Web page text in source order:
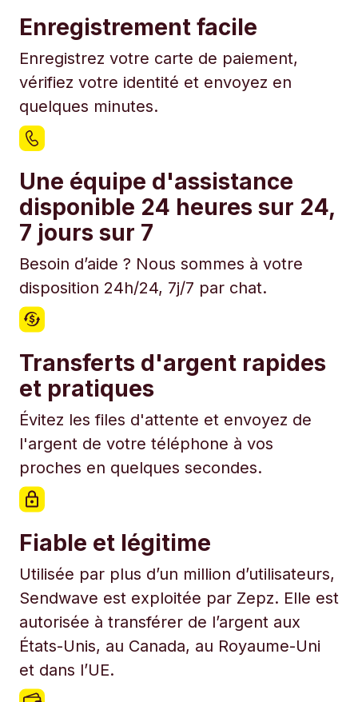
Enregistrement facile
Enregistrez votre carte de paiement,
vérifiez votre identité et envoyez en
quelques minutes.
Une équipe d'assistance
disponible 24 heures sur 24,
7 jours sur 7
Besoin d’aide ? Nous sommes à votre
disposition 24h/24, 7j/7 par chat.
Transferts d'argent rapides
et pratiques
Évitez les files d'attente et envoyez de
l'argent de votre téléphone à vos
proches en quelques secondes.
Fiable et légitime
Utilisée par plus d’un million d’utilisateurs,
Sendwave est exploitée par Zepz. Elle est
autorisée à transférer de l’argent aux
États-Unis, au Canada, au Royaume-Uni
et dans l’UE.